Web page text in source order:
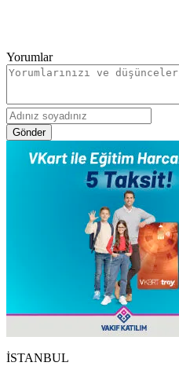
Yorumlar
Gönder
İSTANBUL